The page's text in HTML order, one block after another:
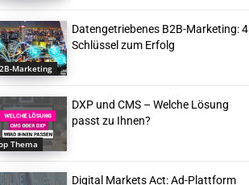
Marketing
Datengetriebenes B2B-Marketing: 4
Schlüssel zum Erfolg
Thema
DXP und CMS – Welche Lösung
passt zu Ihnen?
Digital Markets Act: Ad-Plattform